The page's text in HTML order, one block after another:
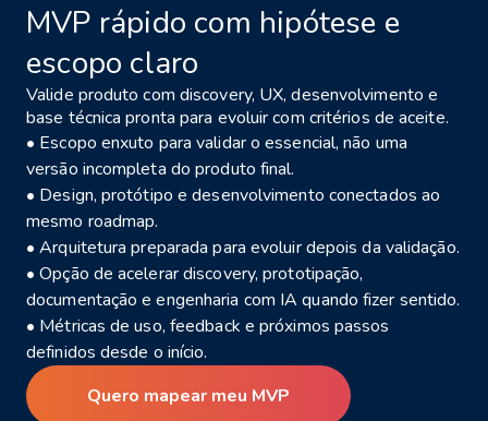
MVP rápido com hipótese e
escopo claro
Valide produto com discovery, UX, desenvolvimento e
base técnica pronta para evoluir com critérios de aceite.
• Escopo enxuto para validar o essencial, não uma
versão incompleta do produto final.
• Design, protótipo e desenvolvimento conectados ao
mesmo roadmap.
• Arquitetura preparada para evoluir depois da validação.
• Opção de acelerar discovery, prototipação,
documentação e engenharia com IA quando fizer sentido.
• Métricas de uso, feedback e próximos passos
definidos desde o início.
Quero mapear meu MVP